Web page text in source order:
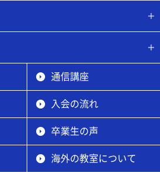
通信講座
入会の流れ
卒業生の声
海外の教室について